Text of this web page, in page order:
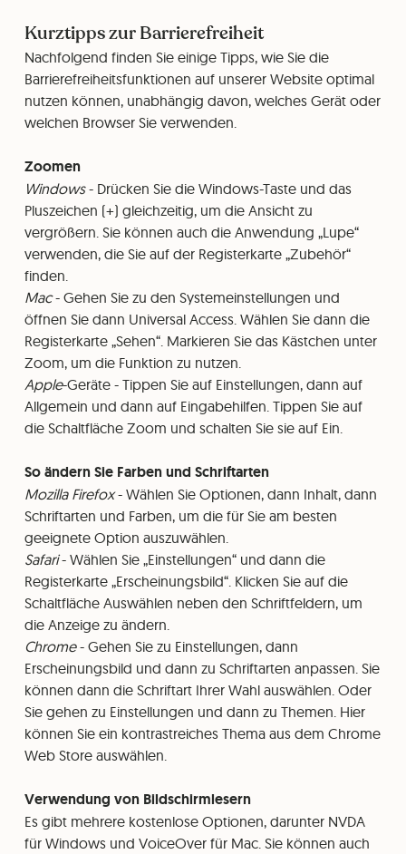
Kurztipps zur Barrierefreiheit
Nachfolgend finden Sie einige Tipps, wie Sie die
Barrierefreiheitsfunktionen auf unserer Website optimal
nutzen können, unabhängig davon, welches Gerät oder
welchen Browser Sie verwenden.
Zoomen
Windows- Drücken Sie die Windows-Taste und das
Pluszeichen (+) gleichzeitig, um die Ansicht zu
vergrößern. Sie können auch die Anwendung „Lupe“
verwenden, die Sie auf der Registerkarte „Zubehör“
finden.
Mac- Gehen Sie zu den Systemeinstellungen und
öffnen Sie dann Universal Access. Wählen Sie dann die
Registerkarte „Sehen“. Markieren Sie das Kästchen unter
Zoom, um die Funktion zu nutzen.
Apple-Geräte - Tippen Sie auf Einstellungen, dann auf
Allgemein und dann auf Eingabehilfen. Tippen Sie auf
die Schaltfläche Zoom und schalten Sie sie auf Ein.
So ändern Sie Farben und Schriftarten
Mozilla Firefox- Wählen Sie Optionen, dann Inhalt, dann
Schriftarten und Farben, um die für Sie am besten
geeignete Option auszuwählen.
Safari- Wählen Sie „Einstellungen“ und dann die
Registerkarte „Erscheinungsbild“. Klicken Sie auf die
Schaltfläche Auswählen neben den Schriftfeldern, um
die Anzeige zu ändern.
Chrome- Gehen Sie zu Einstellungen, dann
Erscheinungsbild und dann zu Schriftarten anpassen. Sie
können dann die Schriftart Ihrer Wahl auswählen. Oder
Sie gehen zu Einstellungen und dann zu Themen. Hier
können Sie ein kontrastreiches Thema aus dem Chrome
Web Store auswählen.
Verwendung von Bildschirmlesern
Es gibt mehrere kostenlose Optionen, darunter NVDA
für Windows und VoiceOver für Mac. Sie können auch